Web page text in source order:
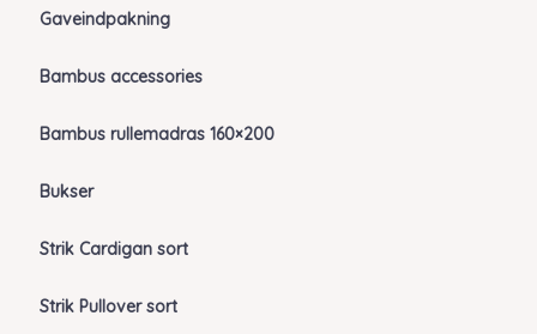
Gaveindpakning
Bambus accessories
Bambus rullemadras 160×200
Bukser
Strik Cardigan sort
Strik Pullover sort